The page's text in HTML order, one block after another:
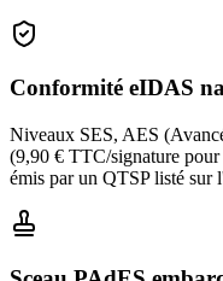
Conformité eIDAS
Niveaux SES, AES
(9,90 € TTC/signature
émis par un QTSP listé sur